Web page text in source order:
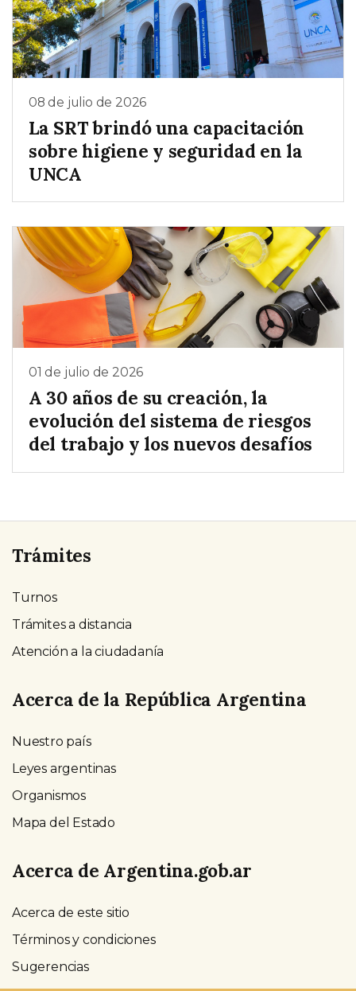
08 de julio de 2026
La SRT brindó una capacitación
sobre higiene y seguridad en la
UNCA
01 de julio de 2026
A 30 años de su creación, la
evolución del sistema de riesgos
del trabajo y los nuevos desafíos
Trámites
Turnos
Trámites a distancia
Atención a la ciudadanía
Acerca de la República Argentina
Nuestro país
Leyes argentinas
Organismos
Mapa del Estado
Acerca de Argentina.gob.ar
Acerca de este sitio
Términos y condiciones
Sugerencias